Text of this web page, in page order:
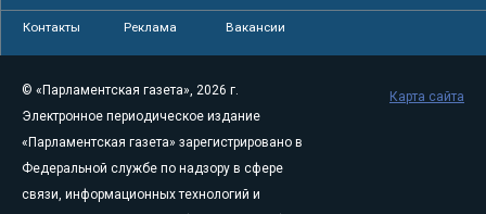
Контакты Реклама Вакансии
© «Парламентская газета», 2026 г.
Электронное периодическое издание
«Парламентская газета» зарегистрировано в
Федеральной службе по надзору в сфере
связи, информационных технологий и
Карта сайта